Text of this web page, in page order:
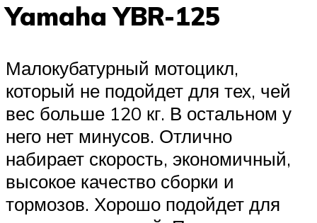
Yamaha YBR-125
Малокубатурный мотоцикл,
который не подойдет для тех, чей
вес больше 120 кг. В остальном у
него нет минусов. Отлично
набирает скорость, экономичный,
высокое качество сборки и
тормозов. Хорошо подойдет для